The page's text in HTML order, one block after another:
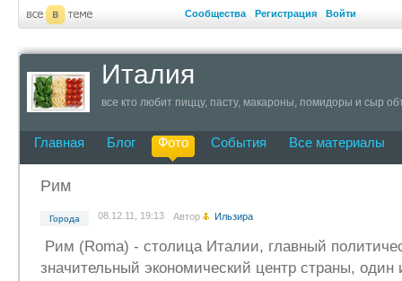
Сообщества Регистрация Войти
Италия
все кто любит пиццу, пасту, макароны, помидоры и сыр
Главная Блог Фото События Все материалы
Рим
Города 08.12.11, 19:13 Автор Ильзира
Рим (Roma) - столица Италии, главный
значительный экономический центр страны,